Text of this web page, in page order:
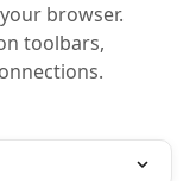
browser.
toolbars,